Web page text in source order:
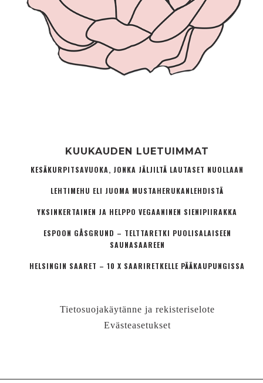
KUUKAUDEN LUETUIMMAT
KESÄKURPITSAVUOKA, JONKA JÄLJILTÄ LAUTASET NUOLLAAN
LEHTIMEHU ELI JUOMA MUSTAHERUKANLEHDISTÄ
YKSINKERTAINEN JA HELPPO VEGAANINEN SIENIPIIRAKKA
ESPOON GÅSGRUND – TELTTARETKI PUOLISALAISEEN
SAUNASAAREEN
HELSINGIN SAARET – 10 X SAARIRETKELLE PÄÄKAUPUNGISSA
Tietosuojakäytänne ja rekisteriselote
Evästeasetukset